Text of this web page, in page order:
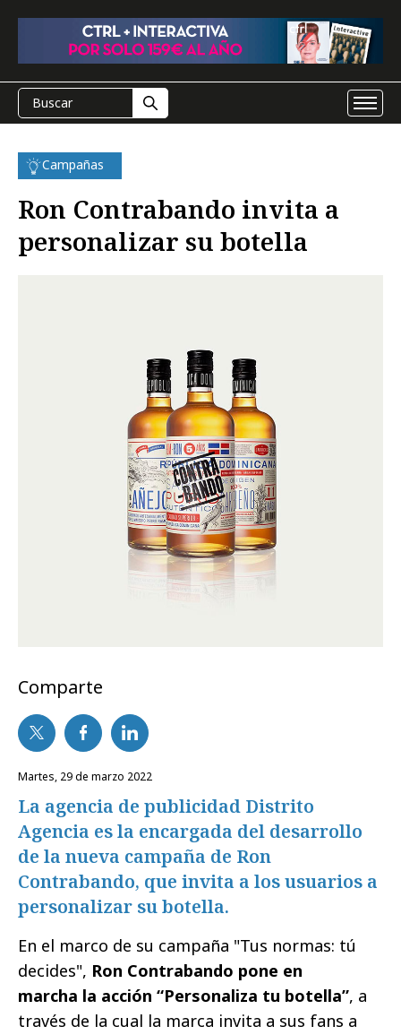
Campañas
Ron Contrabando invita a
personalizar su botella
Comparte
martes, 29 de marzo 2022
La agencia de publicidad Distrito
Agencia es la encargada del desarrollo
de la nueva campaña de Ron
Contrabando, que invita a los usuarios a
personalizar su botella.
En el marco de su campaña "Tus normas: tú
decides", Ron Contrabando pone en
marcha la acción “Personaliza tu botella”, a
través de la cual la marca invita a sus fans a